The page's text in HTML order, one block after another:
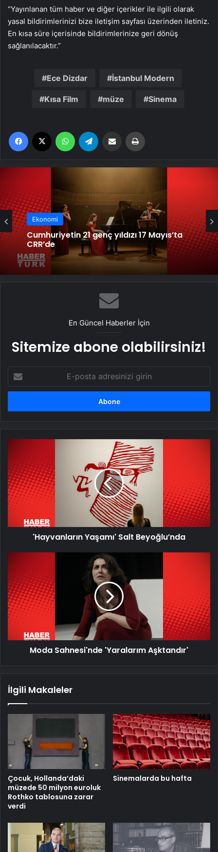
“Yayınlanan tüm haber ve diğer içerikler ile ilgili olarak
yasal bildirimlerinizi bize iletişim sayfası üzerinden iletiniz.
En kısa süre içerisinde bildirimlerinize geri dönüş
sağlanılacaktır.”
Ece Dizdar İstanbul Modern
Kısa Film müze Sinema
Facebook WhatsApp Email'den paylaş
Ekonomi
Cumhuriyetin 21 genç yıldızı 17 Mayıs’ta
Ekonomi
RHM’de sertifika programı tamamlandı
En Güncel Haberler İçin
Sitemize abone olabilirsiniz!
posta
adresinizi
Salt
Beyoğlu’nda
'Hayvanların Yaşamı' Salt Beyoğlu’nda
'Yaralarım
Aşktandır'
Moda Sahnesi'nde 'Yaralarım Aşktandır'
İlgili Makaleler
Çocuk, Hollanda’daki
müzede 50 milyon euroluk
Rothko tablosuna zarar
verdi
Sinemalarda bu hafta